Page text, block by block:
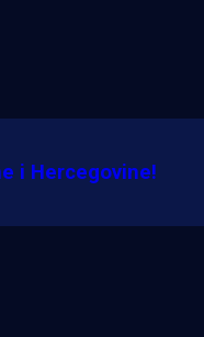
i Hercegovine!